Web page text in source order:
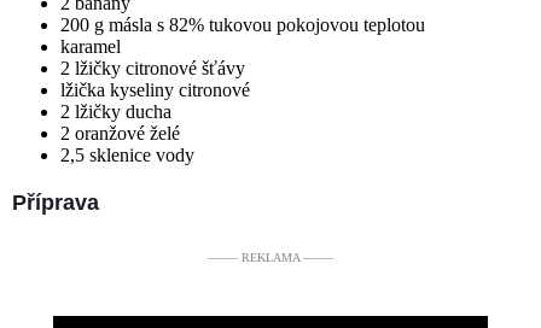
200 g másla s 82% tukovou pokojovou teplotou
karamel
2 lžičky citronové šťávy
lžička kyseliny citronové
2 lžičky ducha
2 oranžové želé
2,5 sklenice vody
Příprava
––––– REKLAMA –––––